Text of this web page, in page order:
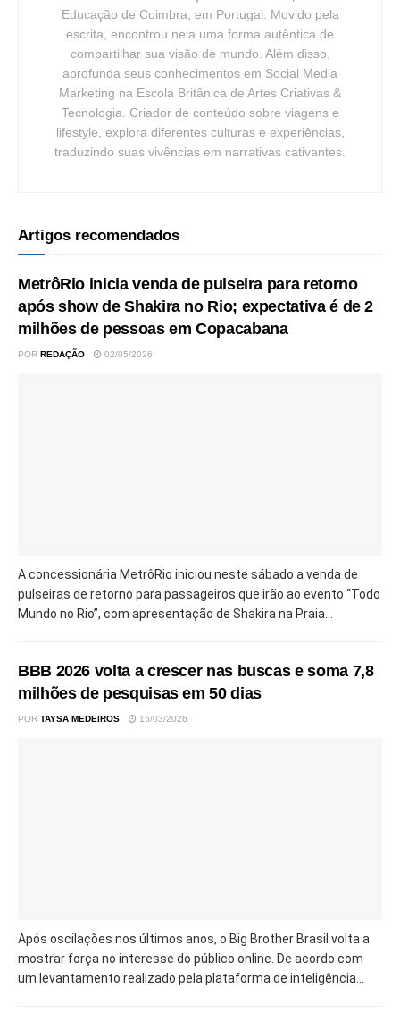
Educação de Coimbra, em Portugal. Movido pela
escrita, encontrou nela uma forma autêntica de
compartilhar sua visão de mundo. Além disso,
aprofunda seus conhecimentos em Social Media
Marketing na Escola Britânica de Artes Criativas &
Tecnologia. Criador de conteúdo sobre viagens e
lifestyle, explora diferentes culturas e experiências,
traduzindo suas vivências em narrativas cativantes.
Artigos recomendados
MetrôRio inicia venda de pulseira para retorno
após show de Shakira no Rio; expectativa é de 2
milhões de pessoas em Copacabana
POR REDAÇÃO 02/05/2026
A concessionária MetrôRio iniciou neste sábado a venda de
pulseiras de retorno para passageiros que irão ao evento “Todo
Mundo no Rio”, com apresentação de Shakira na Praia...
BBB 2026 volta a crescer nas buscas e soma 7,8
milhões de pesquisas em 50 dias
POR TAYSA MEDEIROS 15/03/2026
Após oscilações nos últimos anos, o Big Brother Brasil volta a
mostrar força no interesse do público online. De acordo com
um levantamento realizado pela plataforma de inteligência...